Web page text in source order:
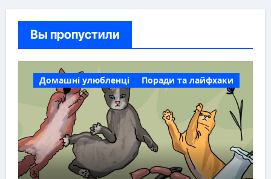
Вы пропустили
Домашні улюбленці Поради та лайфхаки